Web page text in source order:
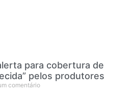
para cobertura de
pelos produtores
comentário